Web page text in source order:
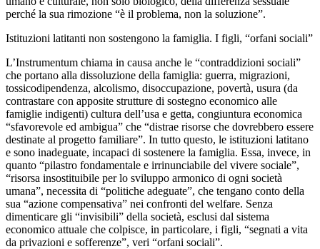
perché la sua rimozione “è il problema, non la soluzione”.
Istituzioni latitanti non sostengono la famiglia. I figli, “orfani sociali”
L’Instrumentum chiama in causa anche le “contraddizioni sociali”
che portano alla dissoluzione della famiglia: guerra, migrazioni,
tossicodipendenza, alcolismo, disoccupazione, povertà, usura (da
contrastare con apposite strutture di sostegno economico alle
famiglie indigenti) cultura dell’usa e getta, congiuntura economica
“sfavorevole ed ambigua” che “distrae risorse che dovrebbero essere
destinate al progetto familiare”. In tutto questo, le istituzioni latitano
e sono inadeguate, incapaci di sostenere la famiglia. Essa, invece, in
quanto “pilastro fondamentale e irrinunciabile del vivere sociale”,
“risorsa insostituibile per lo sviluppo armonico di ogni società
umana”, necessita di “politiche adeguate”, che tengano conto della
sua “azione compensativa” nei confronti del welfare. Senza
dimenticare gli “invisibili” della società, esclusi dal sistema
economico attuale che colpisce, in particolare, i figli, “segnati a vita
da privazioni e sofferenze”, veri “orfani sociali”.